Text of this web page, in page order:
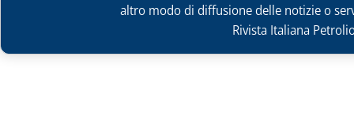
altro modo di diffusione delle notizie o
Rivista Italiana